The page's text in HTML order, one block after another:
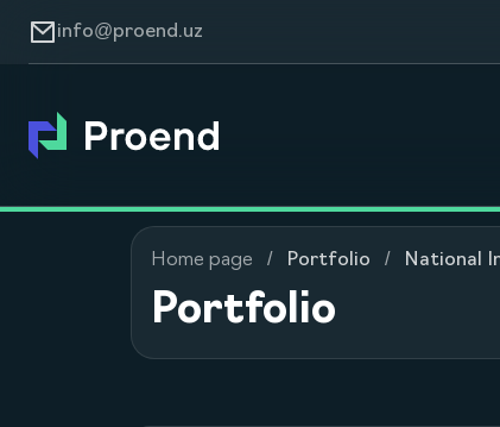
info@proend.uz
Home page Portfolio National
Portfolio